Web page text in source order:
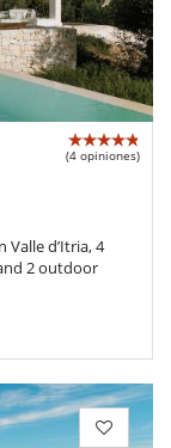
(4 opiniones)
d’Itria, 4
2 outdoor